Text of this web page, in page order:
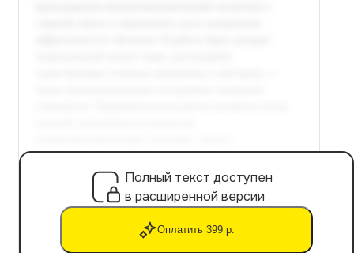
Полный текст доступен
в расширенной версии
Оплатить 399 р.